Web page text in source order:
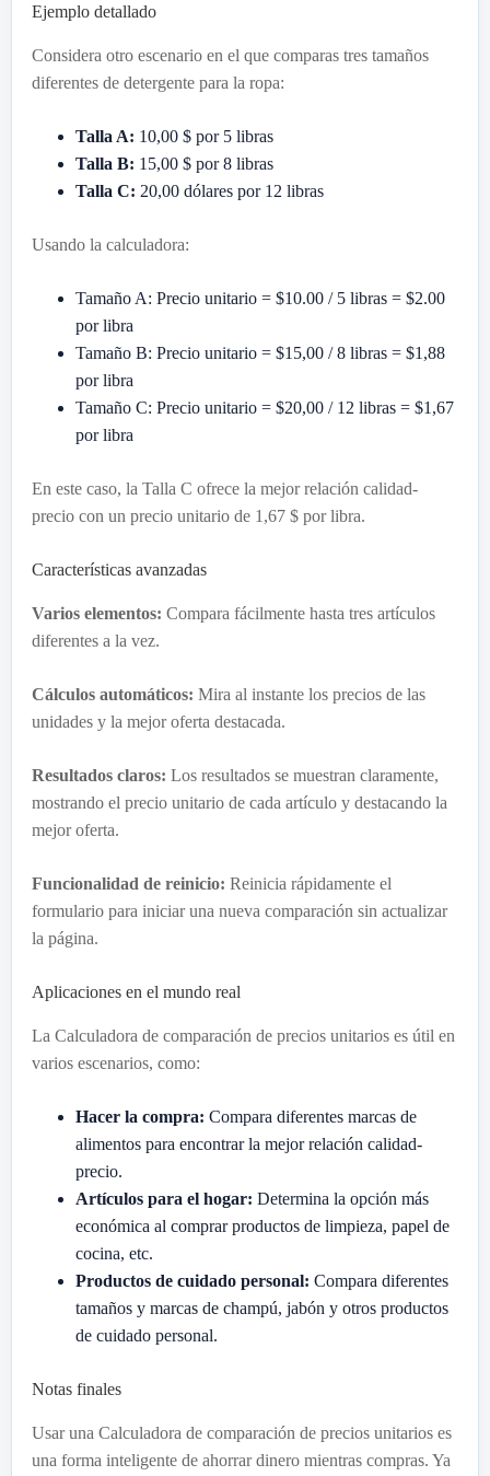
Ejemplo detallado
Considera otro escenario en el que comparas tres tamaños
diferentes de detergente para la ropa:
Talla A: 10,00 $ por 5 libras
Talla B: 15,00 $ por 8 libras
Talla C: 20,00 dólares por 12 libras
Usando la calculadora:
Tamaño A: Precio unitario = $10.00 / 5 libras = $2.00
por libra
Tamaño B: Precio unitario = $15,00 / 8 libras = $1,88
por libra
Tamaño C: Precio unitario = $20,00 / 12 libras = $1,67
por libra
En este caso, la Talla C ofrece la mejor relación calidad-
precio con un precio unitario de 1,67 $ por libra.
Características avanzadas
Varios elementos: Compara fácilmente hasta tres artículos
diferentes a la vez.
Cálculos automáticos: Mira al instante los precios de las
unidades y la mejor oferta destacada.
Resultados claros: Los resultados se muestran claramente,
mostrando el precio unitario de cada artículo y destacando la
mejor oferta.
Funcionalidad de reinicio: Reinicia rápidamente el
formulario para iniciar una nueva comparación sin actualizar
la página.
Aplicaciones en el mundo real
La Calculadora de comparación de precios unitarios es útil en
varios escenarios, como:
Hacer la compra: Compara diferentes marcas de
alimentos para encontrar la mejor relación calidad-
precio.
Artículos para el hogar: Determina la opción más
económica al comprar productos de limpieza, papel de
cocina, etc.
Productos de cuidado personal: Compara diferentes
tamaños y marcas de champú, jabón y otros productos
de cuidado personal.
Notas finales
Usar una Calculadora de comparación de precios unitarios es
una forma inteligente de ahorrar dinero mientras compras. Ya